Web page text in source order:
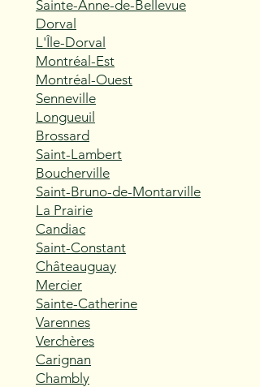
Sainte-Anne-de-Bellevue
Dorval
L'Île-Dorval
Montréal-Est
Montréal-Ouest
Senneville
Longueuil
Brossard
Saint-Lambert
Boucherville
Saint-Bruno-de-Montarville
La Prairie
Candiac
Saint-Constant
Châteauguay
Mercier
Sainte-Catherine
Varennes
Verchères
Carignan
Chambly